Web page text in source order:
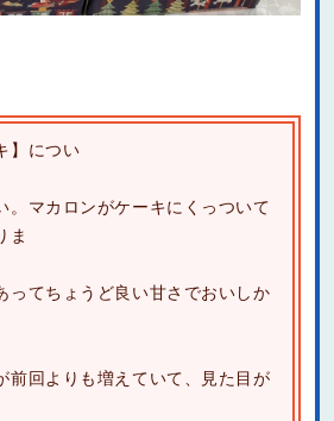
】につい
。マカロンがケーキにくっついて
ま
ってちょうど良い甘さでおいしか
前回よりも増えていて、見た目が